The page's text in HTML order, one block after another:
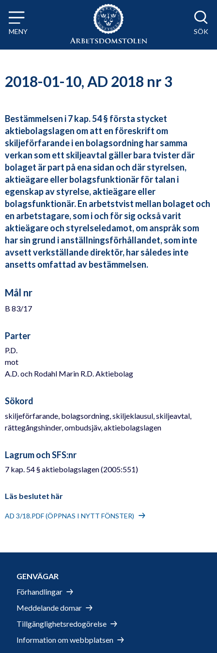
Till innehåll på sidan x
MENY SÖK
2018-01-10, AD 2018 nr 3
Bestämmelsen i 7 kap. 54 § första stycket
aktiebolagslagen om att en föreskrift om
skiljeförfarande i en bolagsordning har samma
verkan som ett skiljeavtal gäller bara tvister där
bolaget är part på ena sidan och där styrelsen,
aktieägare eller bolagsfunktionär för talan i
egenskap av styrelse, aktieägare eller
bolagsfunktionär. En arbetstvist mellan bolaget och
en arbetstagare, som i och för sig också varit
aktieägare och styrelseledamot, om anspråk som
har sin grund i anställningsförhållandet, som inte
avsett verkställande direktör, har således inte
ansetts omfattad av bestämmelsen.
Mål nr
B 83/17
Parter
P.D.
mot
A.D. och Rodahl Marin R.D. Aktiebolag
Sökord
skiljeförfarande, bolagsordning, skiljeklausul, skiljeavtal,
rättegångshinder, ombudsjäv, aktiebolagslagen
Lagrum och SFS:nr
7 kap. 54 § aktiebolagslagen (2005:551)
Läs beslutet här
AD 3/18.PDF (ÖPPNAS I NYTT FÖNSTER)
GENVÄGAR
Förhandlingar
Meddelande domar
Tillgänglighetsredogörelse
Information om webbplatsen